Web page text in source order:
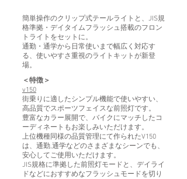
簡単操作のクリップ式テールライトと、JIS規
格準拠・デイタイムフラッシュ搭載のフロン
トライトをセットに。
通勤・通学から日常使いまで幅広く対応す
る、使いやすさ重視のライトキットが新登
場。
＜特徴＞
v150
街乗りに適したシンプル機能で使いやすい、
高品質でスポーツフェイスな前照灯です。
豊富なカラー展開で、バイクにマッチしたコ
ーディネートもお楽しみいただけます。
上位機種同様の品質管理にて作られたV150
は、通勤,通学などのさまざまなシーンでも、
安心してご使用いただけます。
JIS規格に準拠した前照灯モードと、デイライ
ドなどにおすすめなフラッシュモードを切り